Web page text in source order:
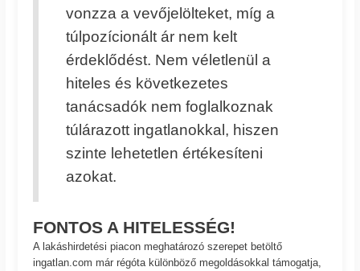
vonzza a vevőjelölteket, míg a
túlpozícionált ár nem kelt
érdeklődést. Nem véletlenül a
hiteles és következetes
tanácsadók nem foglalkoznak
túlárazott ingatlanokkal, hiszen
szinte lehetetlen értékesíteni
azokat.
FONTOS A HITELESSÉG!
A lakáshirdetési piacon meghatározó szerepet betöltő
ingatlan.com már régóta különböző megoldásokkal támogatja,